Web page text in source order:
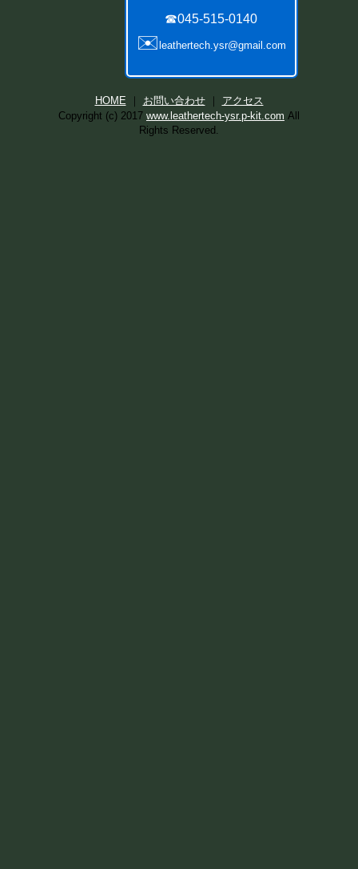
☎045-515-0140
✉️leathertech.ysr@gmail.com
HOME ｜ お問い合わせ｜ アクセス
Copyright (c) 2017 www.leathertech-ysr.p-kit.com All
Rights Reserved.